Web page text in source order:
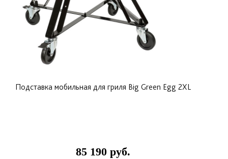
Подставка мобильная для гриля Big Green Egg 2ХL
85 190 руб.